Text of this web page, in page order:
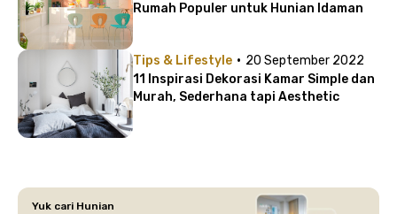
Rumah Populer untuk Hunian Idaman
Tips & Lifestyle · 20 September 2022
11 Inspirasi Dekorasi Kamar Simple dan
Murah, Sederhana tapi Aesthetic
Yuk cari Hunian